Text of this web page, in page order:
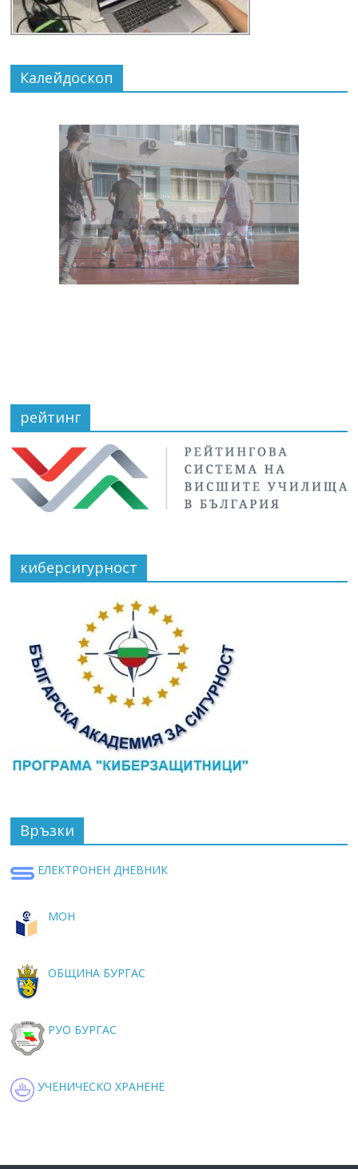
Калейдоскоп
рейтинг
киберсигурност
Връзки
ЕЛЕКТРОНЕН ДНЕВНИК
МОН
ОБЩИНА БУРГАС
РУО БУРГАС
УЧЕНИЧЕСКО ХРАНЕНЕ